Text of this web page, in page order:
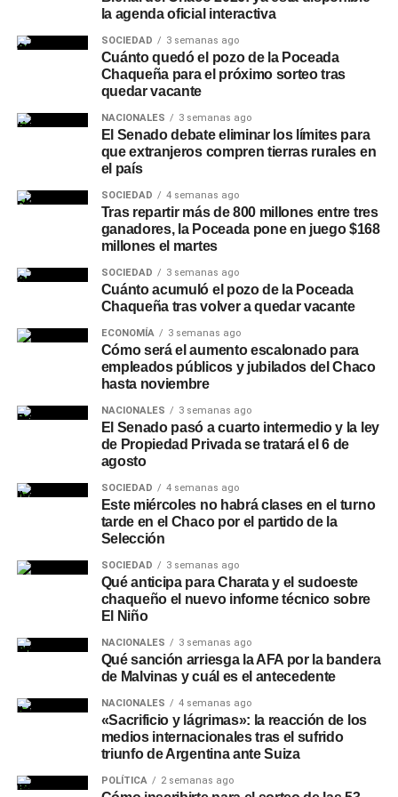
Uno de los principales riesgos asociados a períodos
prolongados de precipitaciones es la saturación de los
suelos, que puede favorecer anegamientos y complicar el
escurrimiento del agua, además de la preocupación por
ubicadas en zonas bajas. El escenario también será
seguido de cerca por el sector agropecuario, ya que una
mayor disponibilidad de humedad puede favorecer
determinados cultivos, pero los excesos hídricos pueden
dificultar las labores rurales y generar problemas
sanitarios en la producción.
Chaco refuerza la limpieza de
desagües y canales
Ante las perspectivas climáticas, en Chaco se realizan
operativos preventivos de limpieza y mantenimiento de
provincia, con el objetivo de mejorar el escurrimiento y
reducir el riesgo de anegamientos frente a lluvias
intensas. Entre las intervenciones recientes se encuentra
la limpieza del riacho Arazá, en Barranqueras, donde
Vialidad Provincial trabaja junto con la Administración
Provincial del Agua y otras áreas del Gobierno.
La Provincia también mantiene esquemas de
contingencia hídricay coordinación con municipios,
Protección Civil y organismos técnicos para intervenir
se incluyen el bombeo preventivo, el control de lagunas y
sistemas hídricos, y la limpieza de sectores que pueden
remarcan que las tendencias estacionales deben
complementarse con los pronósticos diarios y semanales,
por lo que recomiendan seguir las actualizaciones del
SMN a medida que se acerquen la primavera y el verano.
la agenda oficial interactiva
SOCIEDAD 3 semanas ago
Cuánto quedó el pozo de la Poceada
Chaqueña para el próximo sorteo tras
quedar vacante
NACIONALES 3 semanas ago
El Senado debate eliminar los límites para
que extranjeros compren tierras rurales en
el país
SOCIEDAD 4 semanas ago
Tras repartir más de 800 millones entre tres
ganadores, la Poceada pone en juego $168
millones el martes
SOCIEDAD 3 semanas ago
Cuánto acumuló el pozo de la Poceada
Chaqueña tras volver a quedar vacante
ECONOMÍA 3 semanas ago
Cómo será el aumento escalonado para
empleados públicos y jubilados del Chaco
hasta noviembre
NACIONALES 3 semanas ago
El Senado pasó a cuarto intermedio y la ley
de Propiedad Privada se tratará el 6 de
agosto
SOCIEDAD 4 semanas ago
Este miércoles no habrá clases en el turno
tarde en el Chaco por el partido de la
Selección
SOCIEDAD 3 semanas ago
Qué anticipa para Charata y el sudoeste
chaqueño el nuevo informe técnico sobre
El Niño
NACIONALES 3 semanas ago
Qué sanción arriesga la AFA por la bandera
de Malvinas y cuál es el antecedente
NACIONALES 4 semanas ago
«Sacrificio y lágrimas»: la reacción de los
medios internacionales tras el sufrido
triunfo de Argentina ante Suiza
POLÍTICA 2 semanas ago